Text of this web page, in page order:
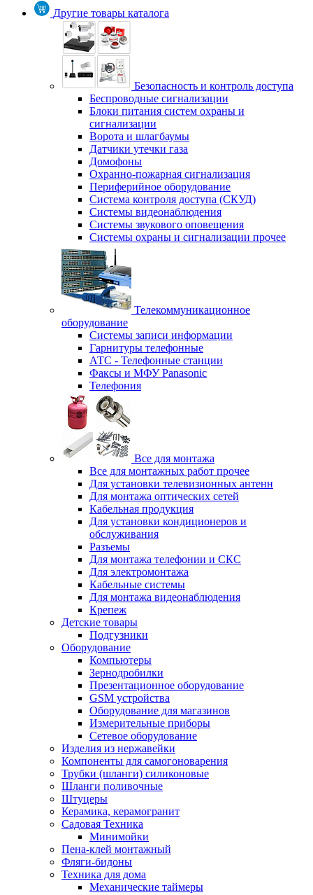
Другие товары каталога
Безопасность и контроль доступа
Беспроводные сигнализации
Блоки питания систем охраны и
сигнализации
Ворота и шлагбаумы
Датчики утечки газа
Домофоны
Охранно-пожарная сигнализация
Периферийное оборудование
Система контроля доступа (СКУД)
Системы видеонаблюдения
Системы звукового оповещения
Системы охраны и сигнализации прочее
Телекоммуникационное
оборудование
Системы записи информации
Гарнитуры телефонные
АТС - Телефонные станции
Факсы и МФУ Panasonic
Телефония
Все для монтажа
Все для монтажных работ прочее
Для установки телевизионных антенн
Для монтажа оптических сетей
Кабельная продукция
Для установки кондиционеров и
обслуживания
Разъемы
Для монтажа телефонии и СКС
Для электромонтажа
Кабельные системы
Для монтажа видеонаблюдения
Крепеж
Детские товары
Подгузники
Оборудование
Компьютеры
Зернодробилки
Презентационное оборудование
GSM устройства
Оборудование для магазинов
Измерительные приборы
Сетевое оборудование
Изделия из нержавейки
Компоненты для самогоноварения
Трубки (шланги) силиконовые
Шланги поливочные
Штуцеры
Керамика, керамогранит
Садовая Техника
Минимойки
Пена-клей монтажный
Фляги-бидоны
Техника для дома
Механические таймеры